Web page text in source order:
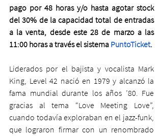
pago por 48 horas y/o hasta agotar stock
del 30% de la capacidad total de entradas
a la venta, desde este 28 de marzo a las
11:00 horas a través el sistema PuntoTicket.
Liderados por el bajista y vocalista Mark
King, Level 42 nació en 1979 y alcanzó la
fama mundial durante los años ’80. Fue
gracias al tema “Love Meeting Love”,
cuando todavía exploraban en el jazz-funk,
que lograron firmar con un renombrado